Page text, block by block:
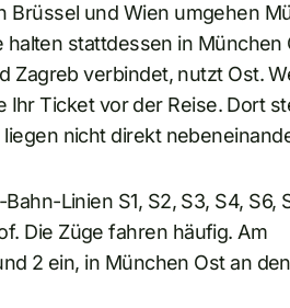
Brüssel und Wien umgehen
stattdessen in München
Zagreb verbindet, nutzt Ost.
Ihr Ticket vor der Reise. Dort
nicht direkt
Linien S1, S2, S3, S4, S6,
Die Züge fahren häufig. Am
2 ein, in München Ost an den